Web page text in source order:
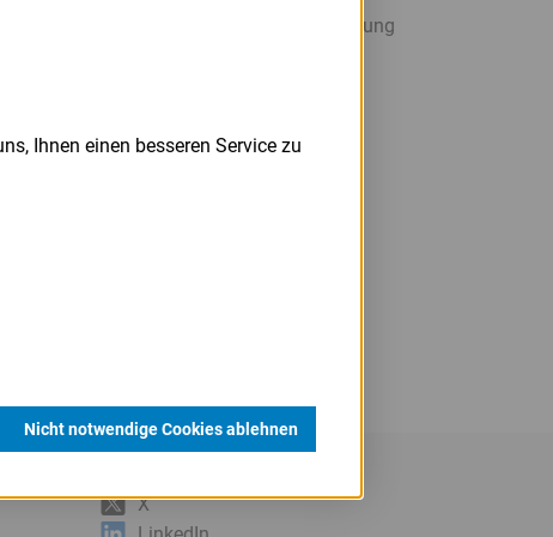
(z. B. Grundschuld, Sicherungsübereignung
der LfA Förderbank Bayern nicht
X
Ihnen einen besseren Service zu
Nicht notwendige Cookies ablehnen